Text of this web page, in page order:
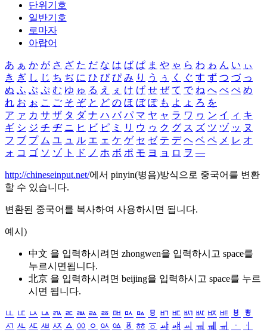
단위기호
일반기호
로마자
아랍어
あ ぁ か が さ ざ た だ な は ば ぱ ま や ゃ ら わ ゎ ん い ぃ
き ぎ し じ ち ぢ に ひ び ぴ み り う ぅ く ぐ す ず つ づ っ
ぬ ふ ぶ ぷ む ゆ ゅ る え ぇ け げ せ ぜ て で ね へ べ ぺ め
れ お ぉ こ ご そ ぞ と ど の ほ ぼ ぽ も よ ょ ろ を
ア ァ カ サ ザ タ ダ ナ ハ バ パ マ ヤ ャ ラ ワ ヮ ン イ ィ キ
ギ シ ジ チ ヂ ニ ヒ ビ ピ ミ リ ウ ゥ ク グ ス ズ ツ ヅ ッ ヌ
フ ブ プ ム ユ ュ ル エ ェ ケ ゲ セ ゼ テ デ ヘ ベ ペ メ レ オ
ォ コ ゴ ソ ゾ ト ド ノ ホ ボ ポ モ ヨ ョ ロ ヲ ―
http://chineseinput.net/에서 pinyin(병음)방식으로 중국어를 변환
할 수 있습니다.
변환된 중국어를 복사하여 사용하시면 됩니다.
예시)
中文 을 입력하시려면 zhongwen을 입력하시고 space를
누르시면됩니다.
北京 을 입력하시려면 beijing을 입력하시고 space를 누르
시면 됩니다.
ㅥ ㅦ ㅧ ㅨ ㅩ ㅪ ㅫ ㅬ ㅭ ㅮ ㅯ ㅰ ㅱ ㅲ ㅳ ㅴ ㅵ ㅶ ㅷ ㅸ
ㅹ
ㅺ ㅻ ㅼ ㅽ ㅾ ㅿ ㆀ ㆁ ㆂ ㆃ ㆄ ㆅ ㆆ ㆇ ㆈ ㆉ ㆊ ㆋ ㆌ ㆍ
ㆎ